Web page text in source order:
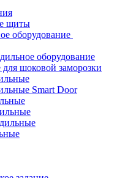
щиты
оборудование
оборудование
шоковой заморозки
Smart Door